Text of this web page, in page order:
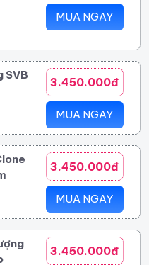
MUA NGAY
SVB
3.450.000đ
MUA NGAY
3.450.000đ
MUA NGAY
3.450.000đ